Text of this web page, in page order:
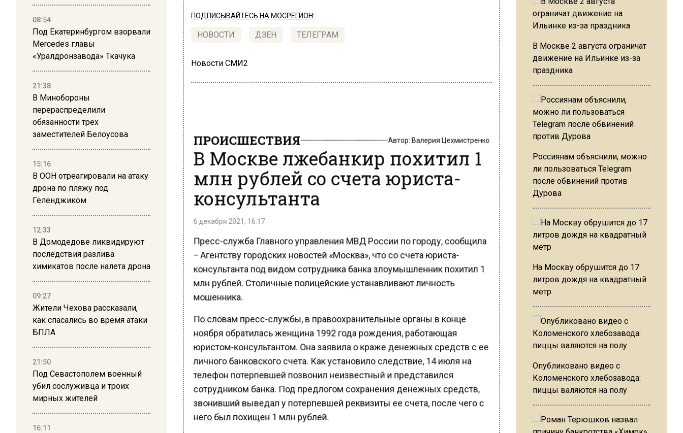
08:54
Под Екатеринбургом взорвали
Mercedes главы
«Уралдронзавода» Ткачука
21:38
В Минобороны
перераспределили
обязанности трех
заместителей Белоусова
15:16
В ООН отреагировали на атаку
дрона по пляжу под
Геленджиком
12:33
В Домодедове ликвидируют
последствия разлива
химикатов после налета дрона
09:27
Жители Чехова рассказали,
как спасались во время атаки
БПЛА
21:50
Под Севастополем военный
убил сослуживца и троих
мирных жителей
16:11
ПОДПИСЫВАЙТЕСЬ НА МОСРЕГИОН:
НОВОСТИ ДЗЕН ТЕЛЕГРАМ
Новости СМИ2
ПРОИСШЕСТВИЯ Автор:Валерия Цехмистренко
В Москве лжебанкир похитил 1
млн рублей со счета юриста-
консультанта
6 декабря 2021, 16:17
Пресс-служба Главного управления МВД России по городу, сообщила
− Агентству городских новостей «Москва», что со счета юриста-
консультанта под видом сотрудника банка злоумышленник похитил 1
млн рублей. Столичные полицейские устанавливают личность
мошенника.
По словам пресс-службы, в правоохранительные органы в конце
ноября обратилась женщина 1992 года рождения, работающая
юристом-консультантом. Она заявила о краже денежных средств с ее
личного банковского счета. Как установило следствие, 14 июля на
телефон потерпевшей позвонил неизвестный и представился
сотрудником банка. Под предлогом сохранения денежных средств,
звонивший выведал у потерпевшей реквизиты ее счета, после чего с
него был похищен 1 млн рублей.
В Москве 2 августа ограничат
движение на Ильинке из-за
праздника
Россиянам объяснили, можно
ли пользоваться Telegram
после обвинений против
Дурова
На Москву обрушится до 17
литров дождя на квадратный
метр
Опубликовано видео с
Коломенского хлебозавода:
пиццы валяются на полу